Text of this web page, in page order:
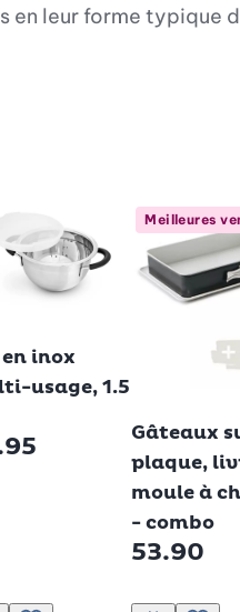
en leur forme typique
inox
usage, 1.5
Meilleures
Gâteaux
plaque,
moule à
- combo
53.90